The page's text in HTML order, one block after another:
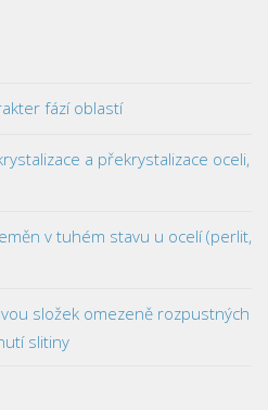
fází oblastí
a překrystalizace oceli,
v tuhém stavu u ocelí (perlit,
složek omezeně rozpustných
slitiny